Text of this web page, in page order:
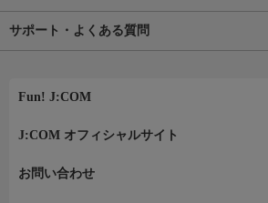
サポート・よくある質問
Fun! J:COM
J:COM オフィシャルサイト
お問い合わせ